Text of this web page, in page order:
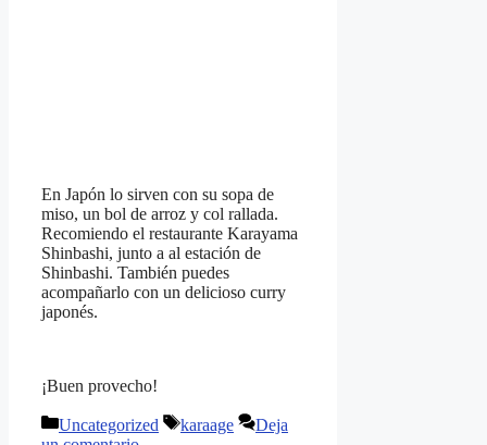
En Japón lo sirven con su sopa de
miso, un bol de arroz y col rallada.
Recomiendo el restaurante Karayama
Shinbashi, junto a al estación de
Shinbashi. También puedes
acompañarlo con un delicioso curry
japonés.
¡Buen provecho!
Categorías
Uncategorized Etiquetas
karaage
Deja